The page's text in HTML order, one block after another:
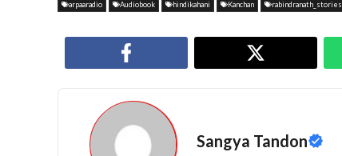
arpaaradio Audiobook hindikahani Kanchan rabindranath_stories
Sangya Tandon